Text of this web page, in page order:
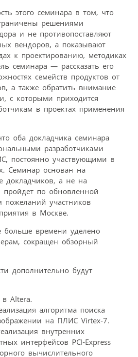
этого семинара в том, что
решениями
и не противопоставляют
вендоров, а показывают
к проектированию, методиках
семинара — рассказать его
семейств продуктов от
а также обратить внимание
с которыми приходится
в проектах применения
оба докладчика семинара
разработчиками
постоянно участвующими в
Семинар основан на
докладчиков, а не на
пройдет по обновленной
пожеланий участников
в Москве.
больше времени уделено
сокращен обзорный
дополнительно будут
в Altera.
алгоритма поиска
на ПЛИС Virtex-7.
внутренних
интерфейсов PCI-Express
вычислительного